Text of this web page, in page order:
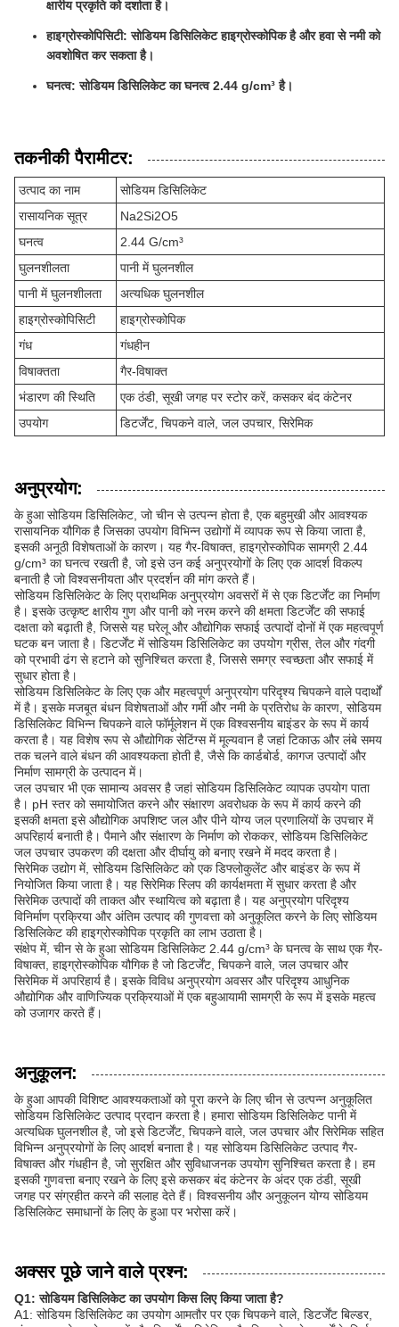
क्षारीय प्रकृति को दर्शाता है।
हाइग्रोस्कोपिसिटी: सोडियम डिसिलिकेट हाइग्रोस्कोपिक है और हवा से नमी को
अवशोषित कर सकता है।
घनत्व: सोडियम डिसिलिकेट का घनत्व 2.44 g/cm³ है।
तकनीकी पैरामीटर:
उत्पाद का नाम
सोडियम डिसिलिकेट
रासायनिक सूत्र
Na2Si2O5
घनत्व
2.44 G/cm³
घुलनशीलता
पानी में घुलनशील
पानी में घुलनशीलता
अत्यधिक घुलनशील
हाइग्रोस्कोपिसिटी
हाइग्रोस्कोपिक
गंध
गंधहीन
विषाक्तता
गैर-विषाक्त
भंडारण की स्थिति
एक ठंडी, सूखी जगह पर स्टोर करें, कसकर बंद कंटेनर
उपयोग
डिटर्जेंट, चिपकने वाले, जल उपचार, सिरेमिक
अनुप्रयोग:
के हुआ सोडियम डिसिलिकेट, जो चीन से उत्पन्न होता है, एक बहुमुखी और आवश्यक
रासायनिक यौगिक है जिसका उपयोग विभिन्न उद्योगों में व्यापक रूप से किया जाता है,
इसकी अनूठी विशेषताओं के कारण। यह गैर-विषाक्त, हाइग्रोस्कोपिक सामग्री 2.44
g/cm³ का घनत्व रखती है, जो इसे उन कई अनुप्रयोगों के लिए एक आदर्श विकल्प
बनाती है जो विश्वसनीयता और प्रदर्शन की मांग करते हैं।
सोडियम डिसिलिकेट के लिए प्राथमिक अनुप्रयोग अवसरों में से एक डिटर्जेंट का निर्माण
है। इसके उत्कृष्ट क्षारीय गुण और पानी को नरम करने की क्षमता डिटर्जेंट की सफाई
दक्षता को बढ़ाती है, जिससे यह घरेलू और औद्योगिक सफाई उत्पादों दोनों में एक महत्वपूर्ण
घटक बन जाता है। डिटर्जेंट में सोडियम डिसिलिकेट का उपयोग ग्रीस, तेल और गंदगी
को प्रभावी ढंग से हटाने को सुनिश्चित करता है, जिससे समग्र स्वच्छता और सफाई में
सुधार होता है।
सोडियम डिसिलिकेट के लिए एक और महत्वपूर्ण अनुप्रयोग परिदृश्य चिपकने वाले पदार्थों
में है। इसके मजबूत बंधन विशेषताओं और गर्मी और नमी के प्रतिरोध के कारण, सोडियम
डिसिलिकेट विभिन्न चिपकने वाले फॉर्मूलेशन में एक विश्वसनीय बाइंडर के रूप में कार्य
करता है। यह विशेष रूप से औद्योगिक सेटिंग्स में मूल्यवान है जहां टिकाऊ और लंबे समय
तक चलने वाले बंधन की आवश्यकता होती है, जैसे कि कार्डबोर्ड, कागज उत्पादों और
निर्माण सामग्री के उत्पादन में।
जल उपचार भी एक सामान्य अवसर है जहां सोडियम डिसिलिकेट व्यापक उपयोग पाता
है। pH स्तर को समायोजित करने और संक्षारण अवरोधक के रूप में कार्य करने की
इसकी क्षमता इसे औद्योगिक अपशिष्ट जल और पीने योग्य जल प्रणालियों के उपचार में
अपरिहार्य बनाती है। पैमाने और संक्षारण के निर्माण को रोककर, सोडियम डिसिलिकेट
जल उपचार उपकरण की दक्षता और दीर्घायु को बनाए रखने में मदद करता है।
सिरेमिक उद्योग में, सोडियम डिसिलिकेट को एक डिफ्लोकुलेंट और बाइंडर के रूप में
नियोजित किया जाता है। यह सिरेमिक स्लिप की कार्यक्षमता में सुधार करता है और
सिरेमिक उत्पादों की ताकत और स्थायित्व को बढ़ाता है। यह अनुप्रयोग परिदृश्य
विनिर्माण प्रक्रिया और अंतिम उत्पाद की गुणवत्ता को अनुकूलित करने के लिए सोडियम
डिसिलिकेट की हाइग्रोस्कोपिक प्रकृति का लाभ उठाता है।
संक्षेप में, चीन से के हुआ सोडियम डिसिलिकेट 2.44 g/cm³ के घनत्व के साथ एक गैर-
विषाक्त, हाइग्रोस्कोपिक यौगिक है जो डिटर्जेंट, चिपकने वाले, जल उपचार और
सिरेमिक में अपरिहार्य है। इसके विविध अनुप्रयोग अवसर और परिदृश्य आधुनिक
औद्योगिक और वाणिज्यिक प्रक्रियाओं में एक बहुआयामी सामग्री के रूप में इसके महत्व
को उजागर करते हैं।
अनुकूलन:
के हुआ आपकी विशिष्ट आवश्यकताओं को पूरा करने के लिए चीन से उत्पन्न अनुकूलित
सोडियम डिसिलिकेट उत्पाद प्रदान करता है। हमारा सोडियम डिसिलिकेट पानी में
अत्यधिक घुलनशील है, जो इसे डिटर्जेंट, चिपकने वाले, जल उपचार और सिरेमिक सहित
विभिन्न अनुप्रयोगों के लिए आदर्श बनाता है। यह सोडियम डिसिलिकेट उत्पाद गैर-
विषाक्त और गंधहीन है, जो सुरक्षित और सुविधाजनक उपयोग सुनिश्चित करता है। हम
इसकी गुणवत्ता बनाए रखने के लिए इसे कसकर बंद कंटेनर के अंदर एक ठंडी, सूखी
जगह पर संग्रहीत करने की सलाह देते हैं। विश्वसनीय और अनुकूलन योग्य सोडियम
डिसिलिकेट समाधानों के लिए के हुआ पर भरोसा करें।
अक्सर पूछे जाने वाले प्रश्न:
Q1: सोडियम डिसिलिकेट का उपयोग किस लिए किया जाता है?
A1: सोडियम डिसिलिकेट का उपयोग आमतौर पर एक चिपकने वाले, डिटर्जेंट बिल्डर,